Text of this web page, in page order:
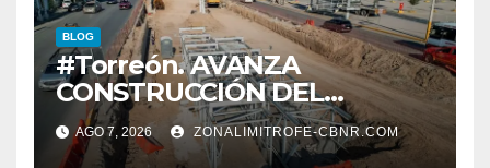
BLOG
#Torreón. AVANZA
CONSTRUCCIÓN DEL
SISTEMA VIAL ORIENTE,
SOBRE BULEVAR
AGO 7, 2026 ZONALIMITROFE-CBNR.COM